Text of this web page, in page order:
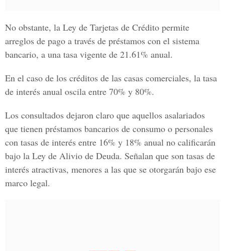
No obstante, la Ley de Tarjetas de Crédito permite
arreglos de pago a través de préstamos con el sistema
bancario, a una tasa vigente de 21.61% anual.
En el caso de los créditos de las casas comerciales, la tasa
de interés anual oscila entre 70% y 80%.
Los consultados dejaron claro que aquellos asalariados
que tienen préstamos bancarios de consumo o personales
con tasas de interés entre 16% y 18% anual no calificarán
bajo la Ley de Alivio de Deuda. Señalan que son tasas de
interés atractivas, menores a las que se otorgarán bajo ese
marco legal.